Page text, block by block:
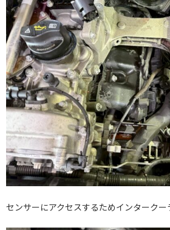
センサーにアクセスするためインタークー